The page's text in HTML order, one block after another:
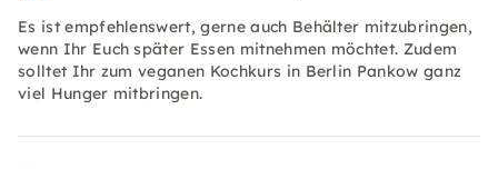
Es ist empfehlenswert, gerne auch Behälter mitzubringen,
wenn Ihr Euch später Essen mitnehmen möchtet. Zudem
solltet Ihr zum veganen Kochkurs in Berlin Pankow ganz
viel Hunger mitbringen.